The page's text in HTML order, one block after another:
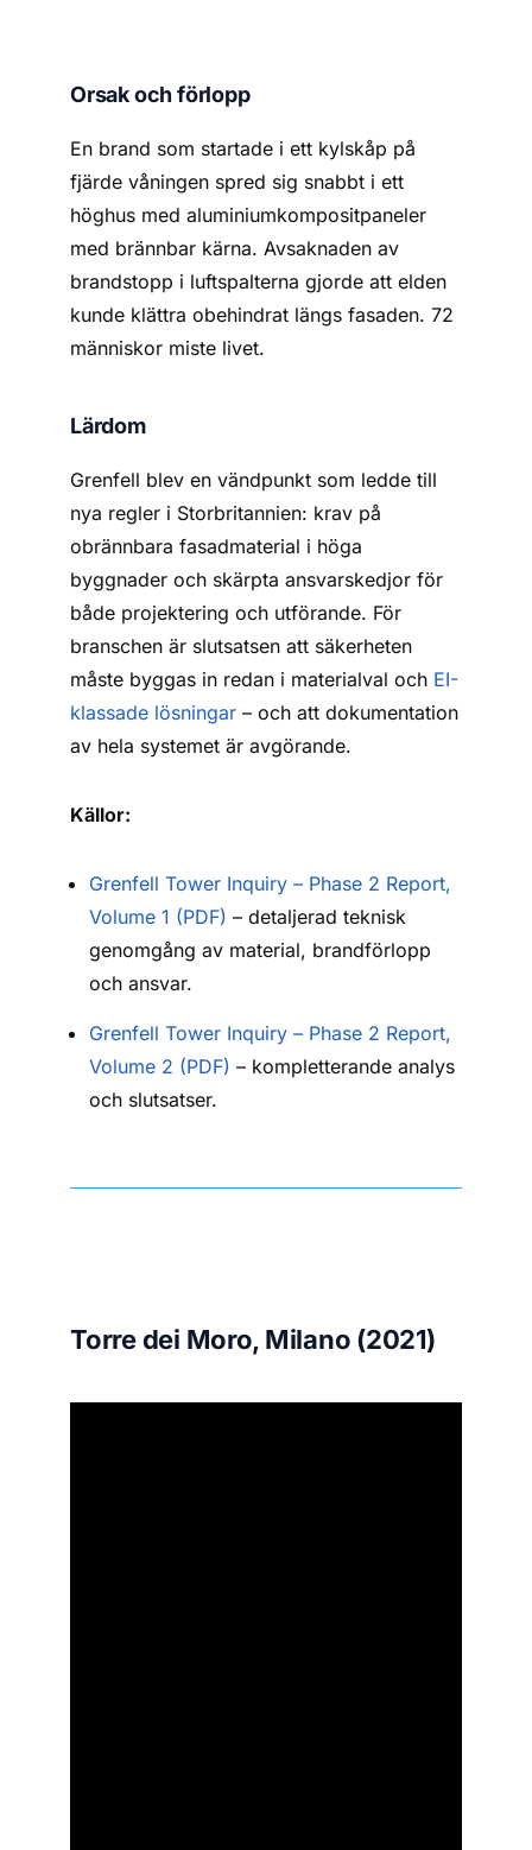
Orsak och förlopp
En brand som startade i ett kylskåp på
fjärde våningen spred sig snabbt i ett
höghus med aluminiumkompositpaneler
med brännbar kärna. Avsaknaden av
brandstopp i luftspalterna gjorde att elden
kunde klättra obehindrat längs fasaden. 72
människor miste livet.
Lärdom
Grenfell blev en vändpunkt som ledde till
nya regler i Storbritannien: krav på
obrännbara fasadmaterial i höga
byggnader och skärpta ansvarskedjor för
både projektering och utförande. För
branschen är slutsatsen att säkerheten
måste byggas in redan i materialval och EI-
klassade lösningar – och att dokumentation
av hela systemet är avgörande.
Källor:
Grenfell Tower Inquiry – Phase 2 Report,
Volume 1 (PDF) – detaljerad teknisk
genomgång av material, brandförlopp
och ansvar.
Grenfell Tower Inquiry – Phase 2 Report,
Volume 2 (PDF) – kompletterande analys
och slutsatser.
Torre dei Moro, Milano (2021)